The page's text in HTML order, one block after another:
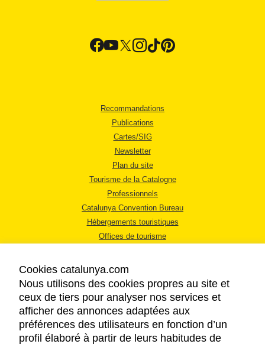
Recommandations
Publications
Cartes/SIG
Newsletter
Plan du site
Tourisme de la Catalogne
Professionnels
Catalunya Convention Bureau
Hébergements touristiques
Offices de tourisme
MENTIONS LÉGALES
RÈGLES DE CONFIDENTIALITÉ
Cookies catalunya.com
Nous utilisons des cookies propres au site et
ceux de tiers pour analyser nos services et
afficher des annonces adaptées aux
préférences des utilisateurs en fonction d’un
profil élaboré à partir de leurs habitudes de